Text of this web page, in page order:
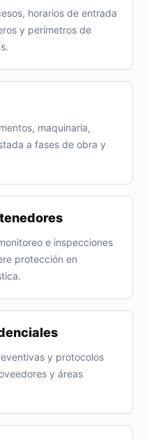
horarios de entrada
y perímetros de
maquinaria,
a fases de obra y
e inspecciones
protección en
y protocolos
y áreas